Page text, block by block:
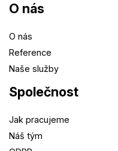
O nás
O nás
Reference
Naše služby
Společnost
Jak pracujeme
Náš tým